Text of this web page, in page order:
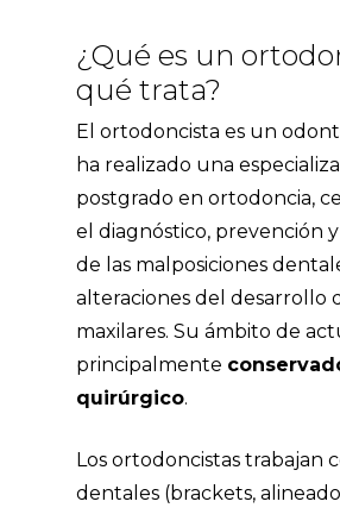
¿Qué es un
qué trata?
El ortodoncista es un
ha realizado una
postgrado en ortodoncia,
el diagnóstico, prevención
de las malposiciones
alteraciones del desarrollo
maxilares. Su ámbito de
principalmente
quirúrgico.
Los ortodoncistas trabajan
dentales (brackets,